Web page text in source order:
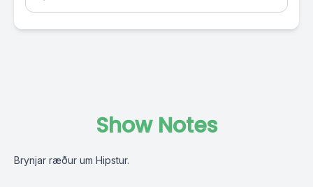
Show Notes
Brynjar ræður um Hipstur.